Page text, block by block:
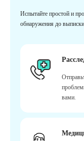
Испытайте простой и
обнаружения до
вами.